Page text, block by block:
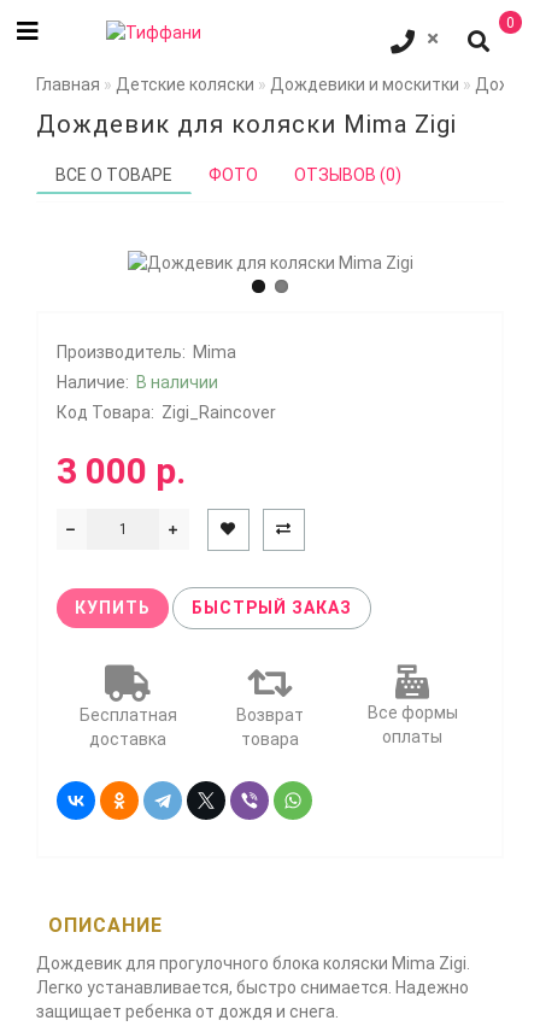
0
Главная Детские коляски Дождевики и москитки
Дождевик для коляски Mima Zigi
ВСЕ О ТОВАРЕ ФОТО ОТЗЫВОВ (0)
Производитель: Mima
Наличие: В наличии
Код Товара: Zigi_Raincover
3 000 р.
КУПИТЬ БЫСТРЫЙ ЗАКАЗ
Бесплатная
доставка
Возврат
товара
Все формы
оплаты
ОПИСАНИЕ
Дождевик для прогулочного блока коляски Mima Zigi.
Легко устанавливается, быстро снимается. Надежно
защищает ребенка от дождя и снега.